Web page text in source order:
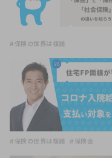
#保険の世界は複雑
#保険の世界は複雑 #保険金